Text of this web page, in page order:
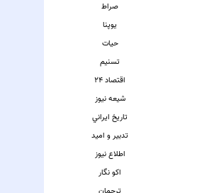
صراط
یوپنا
حیات
تسنیم
اقتصاد 24
شیعه نیوز
تاريخ ايراني
تدبیر و امید
اطلاع نیوز
اکو نگار